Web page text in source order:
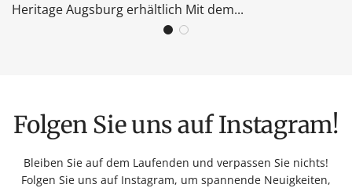
Heritage Augsburg erhältlich Mit dem...
Folgen Sie uns auf Instagram!
Bleiben Sie auf dem Laufenden und verpassen Sie nichts!
Folgen Sie uns auf Instagram, um spannende Neuigkeiten,